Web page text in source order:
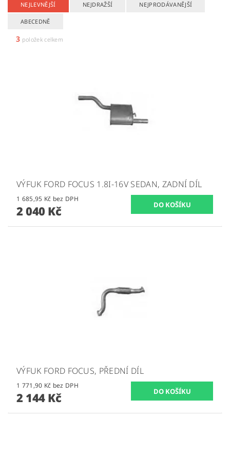
NEJLEVNĚJŠÍ NEJDRAŽŠÍ NEJPRODÁVANĚJŠÍ
ABECEDNĚ
3 položek celkem
VÝFUK FORD FOCUS 1.8I-16V SEDAN, ZADNÍ DÍL
1 685,95 Kč bez DPH
2 040 Kč
VÝFUK FORD FOCUS, PŘEDNÍ DÍL
1 771,90 Kč bez DPH
2 144 Kč